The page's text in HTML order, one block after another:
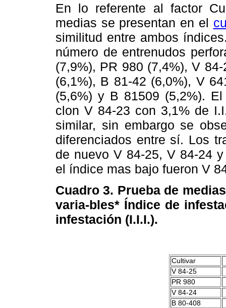
En lo referente al factor
medias se presentan en el
similitud entre ambos
número de entrenudos
(7,9%), PR 980 (7,4%), V
(6,1%), B 81-42 (6,0%), V
(5,6%) y B 81509 (5,2%).
clon V 84-23 con 3,1% de
similar, sin embargo se
diferenciados entre sí. Los
de nuevo V 84-25, V 84-24
el índice mas bajo fueron V
Cuadro 3. Prueba de
varia-bles* Índice de
infestación (I.I.I.).
Cultivar
V 84-25
PR 980
V 84-24
B 80-408